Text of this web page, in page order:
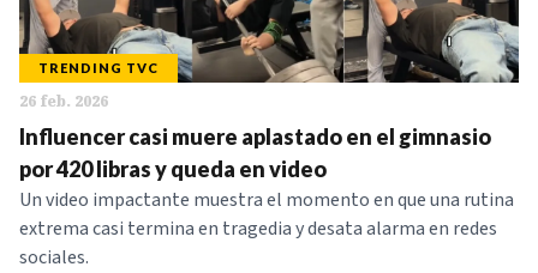
TRENDING TVC
26 feb. 2026
Influencer casi muere aplastado en el gimnasio
por 420 libras y queda en video
Un video impactante muestra el momento en que una rutina
extrema casi termina en tragedia y desata alarma en redes
sociales.